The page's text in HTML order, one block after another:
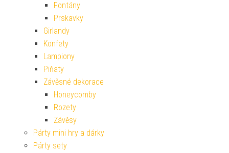
Fontány
Prskavky
Girlandy
Konfety
Lampiony
Piňaty
Závěsné dekorace
Honeycomby
Rozety
Závěsy
Párty mini hry a dárky
Párty sety